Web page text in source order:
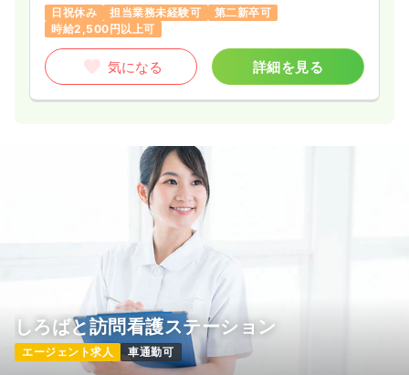
日祝休み
担当業務未経験可
第二新卒可
時給2,500円以上可
気になる 詳細を見る
しろばと訪問看護ステーション
エージェント求人 車通勤可